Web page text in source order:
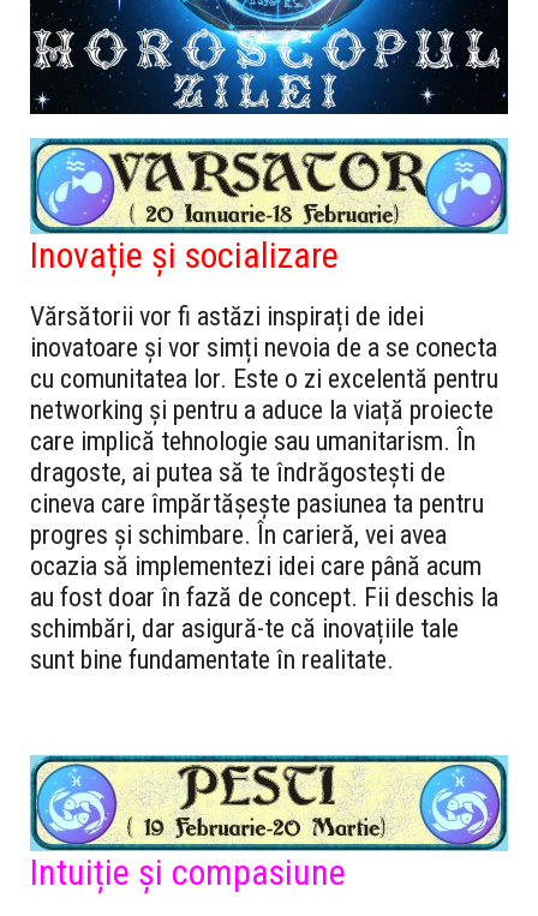
Inovație și socializare
Vărsătorii vor fi astăzi inspirați de idei
inovatoare și vor simți nevoia de a se conecta
cu comunitatea lor. Este o zi excelentă pentru
networking și pentru a aduce la viață proiecte
care implică tehnologie sau umanitarism. În
dragoste, ai putea să te îndrăgostești de
cineva care împărtășește pasiunea ta pentru
progres și schimbare. În carieră, vei avea
ocazia să implementezi idei care până acum
au fost doar în fază de concept. Fii deschis la
schimbări, dar asigură-te că inovațiile tale
sunt bine fundamentate în realitate.
Intuiție și compasiune